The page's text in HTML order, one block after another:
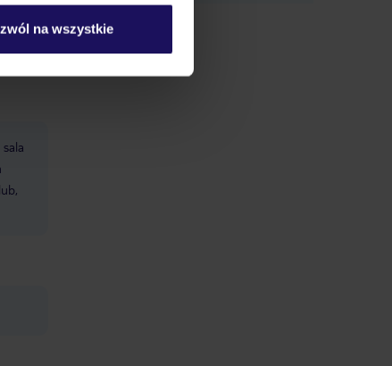
na wszystkie
w
sala